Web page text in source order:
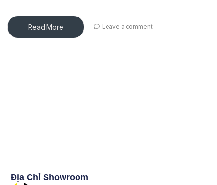
Read More Leave a comment
Địa Chỉ Showroom